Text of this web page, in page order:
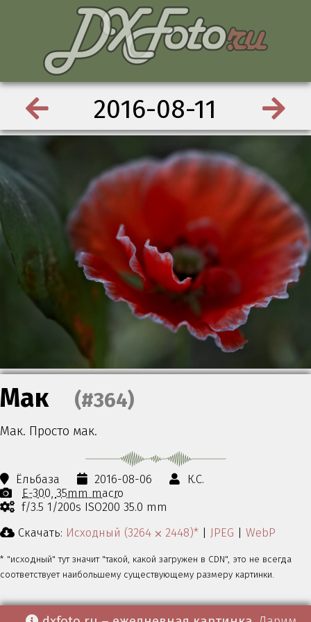
2016-08-11
Мак (#364)
Мак. Просто мак.
Ёльбаза 2016-08-06
К.С.
E-300 35mm macro
f/3.5 1/200s ISO200 35.0 mm
Скачать: Исходный (3264 ⨉ 2448)* | JPEG | WebP
* "исходный" тут значит "такой, какой загружен в CDN", это не всегда
соответствует наибольшему существующему размеру картинки.